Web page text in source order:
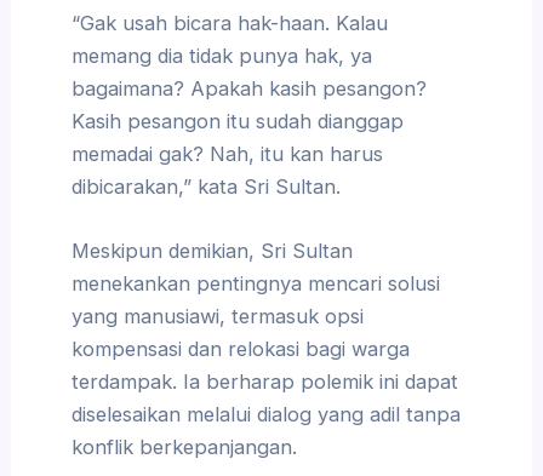
“Gak usah bicara hak-haan. Kalau
memang dia tidak punya hak, ya
bagaimana? Apakah kasih pesangon?
Kasih pesangon itu sudah dianggap
memadai gak? Nah, itu kan harus
dibicarakan,” kata Sri Sultan.
Meskipun demikian, Sri Sultan
menekankan pentingnya mencari solusi
yang manusiawi, termasuk opsi
kompensasi dan relokasi bagi warga
terdampak. Ia berharap polemik ini dapat
diselesaikan melalui dialog yang adil tanpa
konflik berkepanjangan.